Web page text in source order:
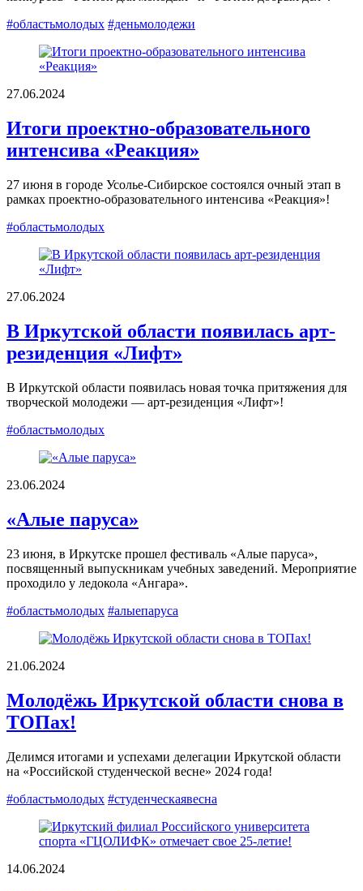
#областьмолодых #деньмолодежи
27.06.2024
Итоги проектно-образовательного
интенсива «Реакция»
27 июня в городе Усолье-Сибирское состоялся очный этап в
рамках проектно-образовательного интенсива «Реакция»!
#областьмолодых
27.06.2024
В Иркутской области появилась арт-
резиденция «Лифт»
В Иркутской области появилась новая точка притяжения для
творческой молодежи — арт-резиденция «Лифт»!
#областьмолодых
23.06.2024
«Алые паруса»
23 июня, в Иркутске прошел фестиваль «Алые паруса»,
посвященный выпускникам учебных заведений. Мероприятие
проходило у ледокола «Ангара».
#областьмолодых #алыепаруса
21.06.2024
Молодёжь Иркутской области снова в
ТОПах!
Делимся итогами и успехами делегации Иркутской области
на «Российской студенческой весне» 2024 года!
#областьмолодых #студенческаявесна
14.06.2024